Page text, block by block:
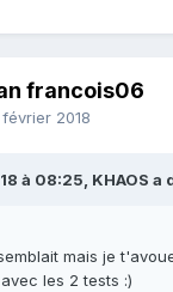
francois06
2018
à 08:25, KHAOS a
mais je
les 2 tests :)